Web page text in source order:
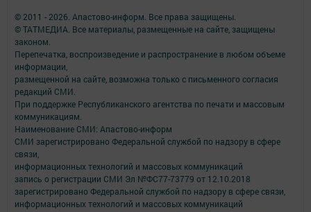
© 2011 - 2026. Апастово-информ. Все права защищены.
© ТАТМЕДИА. Все материалы, размещенные на сайте, защищены
законом.
Перепечатка, воспроизведение и распространение в любом объеме
информации,
размещенной на сайте, возможна только с письменного согласия
редакций СМИ.
При поддержке Республиканского агентства по печати и массовым
коммуникациям.
Наименование СМИ: Апастово-информ
СМИ зарегистрировано Федеральной службой по надзору в сфере
связи,
информационных технологий и массовых коммуникаций
запись о регистрации СМИ Эл №ФС77-73779 от 12.10.2018
зарегистрировано Федеральной службой по надзору в сфере связи,
информационных технологий и массовых коммуникаций